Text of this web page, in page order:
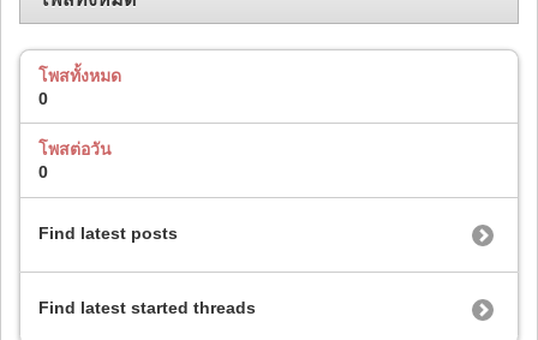
โพสทั้งหมด
0
โพสต่อวัน
0
Find latest posts
Find latest started threads